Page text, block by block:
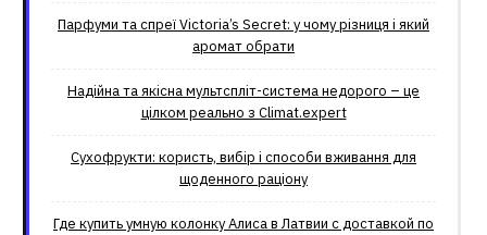
Парфуми та спреї Victoria’s Secret: у чому різниця і який
аромат обрати
Надійна та якісна мультспліт-система недорого – це
цілком реально з Climat.еxpert
Сухофрукти: користь, вибір і способи вживання для
щоденного раціону
Где купить умную колонку Алиса в Латвии с доставкой по